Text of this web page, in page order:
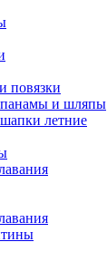
повязки
панамы и шляпы
летние